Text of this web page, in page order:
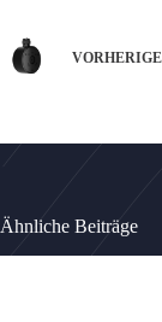
Ähnliche Beiträge